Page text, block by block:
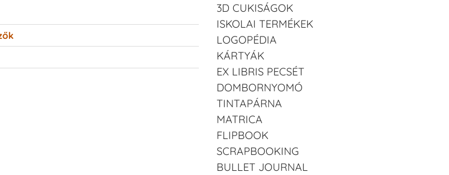
3D CUKISÁGOK
ISKOLAI TERMÉKEK
LOGOPÉDIA
KÁRTYÁK
EX LIBRIS PECSÉT
DOMBORNYOMÓ
TINTAPÁRNA
MATRICA
FLIPBOOK
SCRAPBOOKING
BULLET JOURNAL